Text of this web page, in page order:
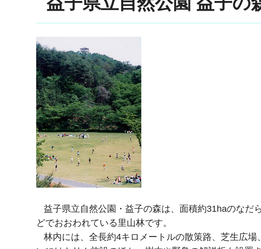
益子県立自然公園・益子の森は、面積約31haのなだ
どでおおわれている里山林です。
林内には、全長約4キロメートルの散策路、芝生広